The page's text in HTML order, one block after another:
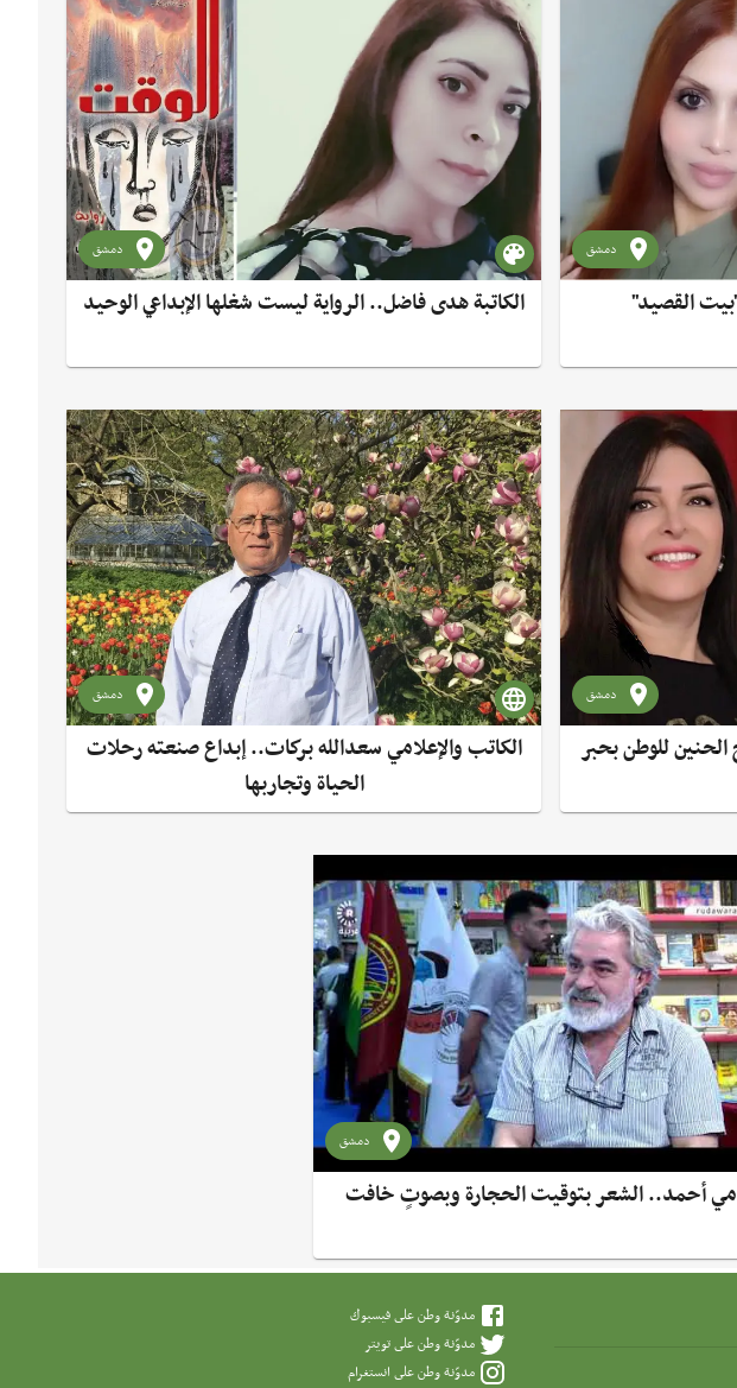
دمشق
القصيد"
دمشق
الكاتبة هدى فاضل.. الرواية ليست شغلها الإبداعي الوحيد
دمشق
للوطن بحبر
دمشق
الكاتب والإعلامي سعدالله بركات.. إبداع صنعته رحلات
الحياة وتجاربها
دمشق
أحمد.. الشعر بتوقيت الحجارة وبصوتٍ خافت
مدوّنة وطن على فيسبوك
مدوّنة وطن على تويتر
مدوّنة وطن على انستغرام